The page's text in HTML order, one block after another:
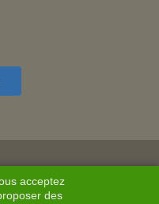
acceptez
des